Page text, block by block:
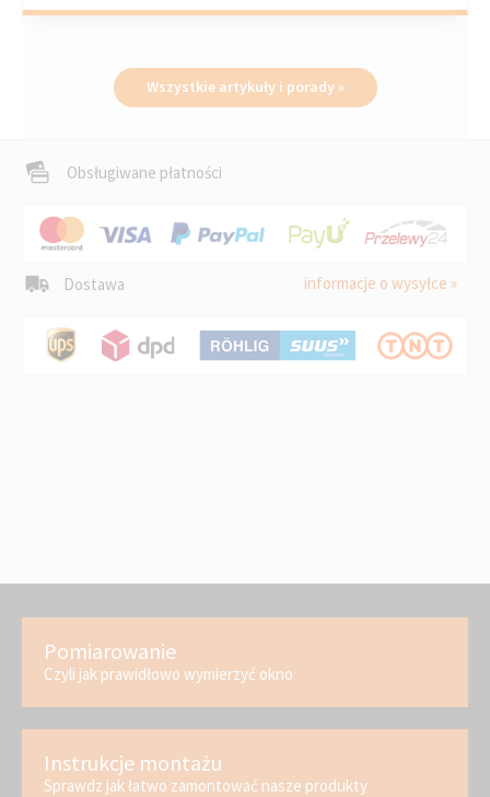
Wszystkie artykuły i porady »
Obsługiwane płatności
Dostawa informacje o wysyłce »
Pomiarowanie
Czyli jak prawidłowo wymierzyć okno
Instrukcje montażu
Sprawdz jak łatwo zamontować nasze produkty